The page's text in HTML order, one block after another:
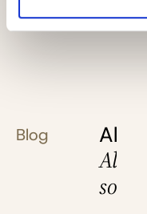
Blog
solltest